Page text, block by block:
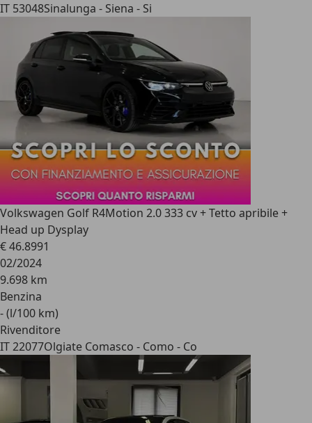
IT 53048Sinalunga - Siena - Si
Volkswagen Golf R4Motion 2.0 333 cv + Tetto apribile +
Head up Dysplay
€ 46.8991
02/2024
9.698 km
Benzina
- (l/100 km)
Rivenditore
IT 22077Olgiate Comasco - Como - Co